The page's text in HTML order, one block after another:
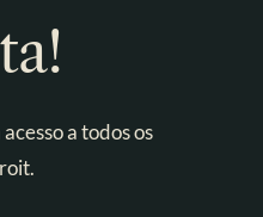
a todos os